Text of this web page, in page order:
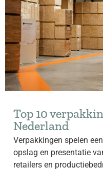
Top 10
Nederland
Verpakkingen spelen
opslag en presentatie
retailers en